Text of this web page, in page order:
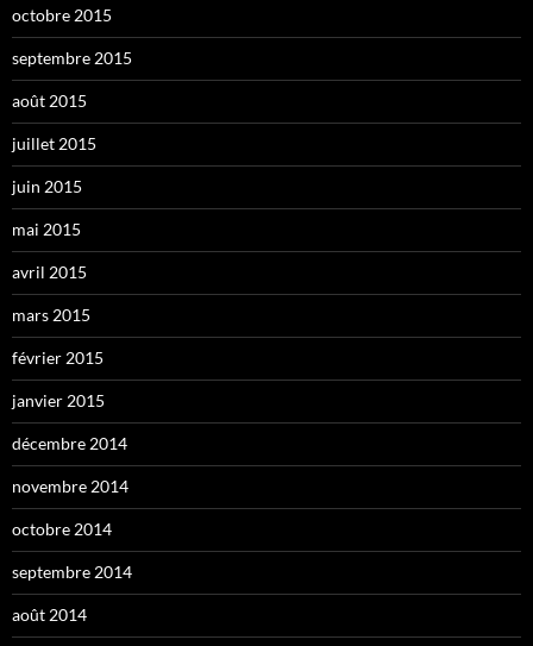
octobre 2015
septembre 2015
août 2015
juillet 2015
juin 2015
mai 2015
avril 2015
mars 2015
février 2015
janvier 2015
décembre 2014
novembre 2014
octobre 2014
septembre 2014
août 2014